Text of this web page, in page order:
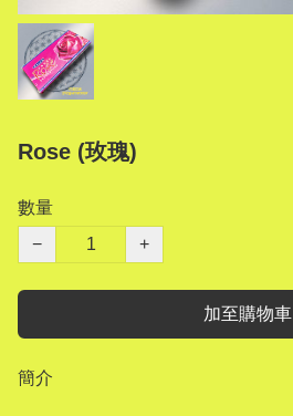
Rose (玫瑰)
數量
−
+
加至購物車
簡介